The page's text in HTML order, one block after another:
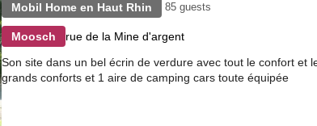
Mobil Home en Haut Rhin 85 guests
Moosch rue de la Mine d'argent
Son site dans un bel écrin de verdure avec tout le confort et
grands conforts et 1 aire de camping cars toute équipée